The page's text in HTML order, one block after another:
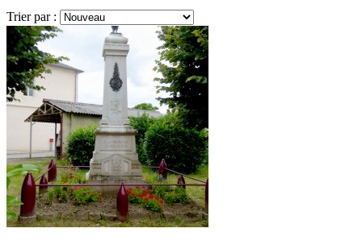
Trier par :